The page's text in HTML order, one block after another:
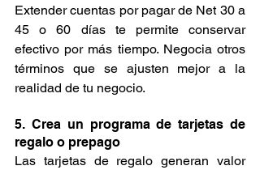
Extender cuentas por pagar de Net 30 a
45 o 60 días te permite conservar
efectivo por más tiempo. Negocia otros
términos que se ajusten mejor a la
realidad de tu negocio.
5. Crea un programa de tarjetas de
regalo o prepago
Las tarjetas de regalo generan valor